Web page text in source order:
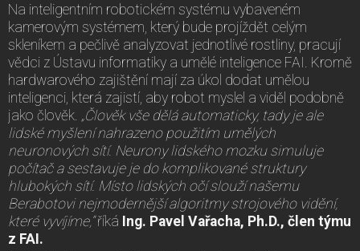
Na inteligentním robotickém systému vybaveném
kamerovým systémem, který bude projíždět celým
skleníkem a pečlivě analyzovat jednotlivé rostliny, pracují
vědci z Ústavu informatiky a umělé inteligence FAI. Kromě
hardwarového zajištění mají za úkol dodat umělou
inteligenci, která zajistí, aby robot myslel a viděl podobně
jako člověk. „Člověk vše dělá automaticky, tady je ale
lidské myšlení nahrazeno použitím umělých
neuronových sítí. Neurony lidského mozku simuluje
počítač a sestavuje je do komplikované struktury
hlubokých sítí. Místo lidských očí slouží našemu
Berabotovi nejmodernější algoritmy strojového vidění,
které vyvíjíme,“říká Ing. Pavel Vařacha, Ph.D., člen týmu
z FAI.